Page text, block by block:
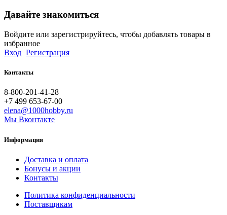
Давайте знакомиться
Войдите или зарегистрируйтесь, чтобы добавлять товары в
избранное
Вход Регистрация
Контакты
8-800-201-41-28
+7 499 653-67-00
elena@1000hobby.ru
Мы Вконтакте
Информация
Доставка и оплата
Бонусы и акции
Контакты
Политика конфиденциальности
Поставщикам